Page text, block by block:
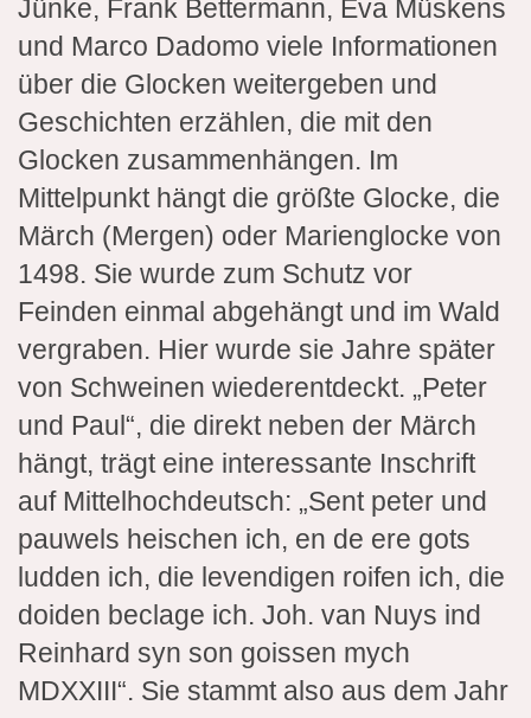
Jünke, Frank Bettermann, Eva Müskens
und Marco Dadomo viele Informationen
über die Glocken weitergeben und
Geschichten erzählen, die mit den
Glocken zusammenhängen. Im
Mittelpunkt hängt die größte Glocke, die
Märch (Mergen) oder Marienglocke von
1498. Sie wurde zum Schutz vor
Feinden einmal abgehängt und im Wald
vergraben. Hier wurde sie Jahre später
von Schweinen wiederentdeckt. „Peter
und Paul“, die direkt neben der Märch
hängt, trägt eine interessante Inschrift
auf Mittelhochdeutsch: „Sent peter und
pauwels heischen ich, en de ere gots
ludden ich, die levendigen roifen ich, die
doiden beclage ich. Joh. van Nuys ind
Reinhard syn son goissen mych
MDXXIII“. Sie stammt also aus dem Jahr